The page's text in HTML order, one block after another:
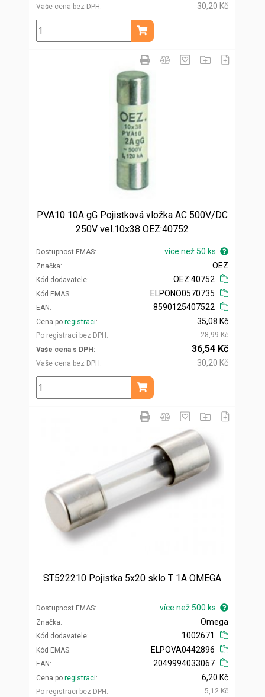
Vaše cena bez DPH
30,20 Kč
ks
Přidat do košíku
PVA10 10A gG Pojistková vložka AC 500V/DC
250V vel.10x38 OEZ:40752
Dostupnost EMAS více než 50 ks
Značka
Kód dodavatele
OEZ
OEZ:40752
Kód EMAS
EAN
ELPONO0570735
8590125407522
Cena po registraci
Po registraci bez DPH
35,08 Kč
28,99 Kč
Vaše cena s DPH
Vaše cena bez DPH
36,54 Kč
30,20 Kč
ks
Přidat do košíku
ST522210 Pojistka 5x20 sklo T 1A OMEGA
Dostupnost EMAS více než 500 ks
Značka
Kód dodavatele
Omega
1002671
Kód EMAS
EAN
ELPOVA0442896
2049994033067
Cena po registraci
Po registraci bez DPH
6,20 Kč
5,12 Kč